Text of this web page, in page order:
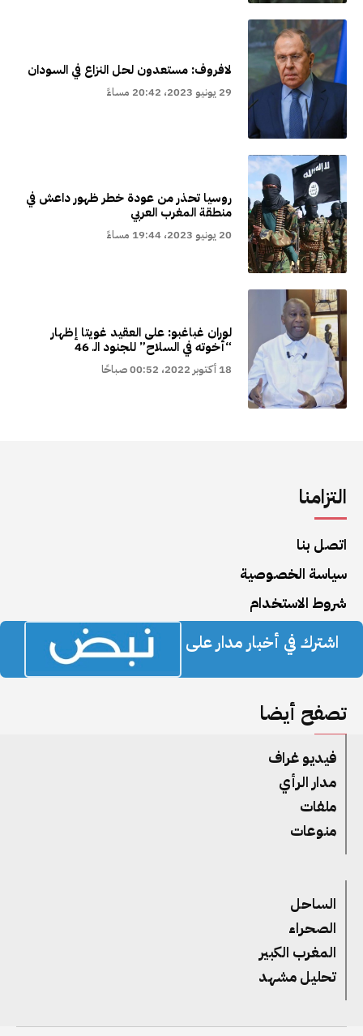
لافروف: مستعدون لحل النزاع في السودان
29 يونيو 2023، 20:42 مساءً
روسيا تحذر من عودة خطر ظهور داعش في
منطقة المغرب العربي
20 يونيو 2023، 19:44 مساءً
لوران غباغبو: على العقيد غويتا إظهار
“أخوته في السلاح” للجنود الـ 46
18 أكتوبر 2022، 00:52 صباحًا
التزامنا
اتصل بنا
سياسة الخصوصية
شروط الاستخدام
اشترك في أخبار مدار على
تصفح أيضا
فيديو غراف
مدار الرأي
ملفات
منوعات
الساحل
الصحراء
المغرب الكبير
تحليل مشهد